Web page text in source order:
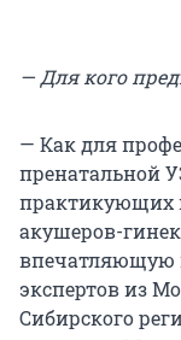
— Для кого
— Как для
пренатальной
практикующих
акушеров-
впечатляющую
экспертов из
Сибирского